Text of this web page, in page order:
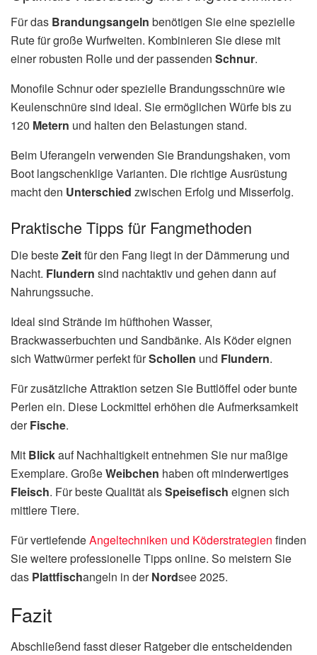
Für das Brandungsangeln benötigen Sie eine spezielle
Rute für große Wurfweiten. Kombinieren Sie diese mit
einer robusten Rolle und der passenden Schnur.
Monofile Schnur oder spezielle Brandungsschnüre wie
Keulenschnüre sind ideal. Sie ermöglichen Würfe bis zu
120 Metern und halten den Belastungen stand.
Beim Uferangeln verwenden Sie Brandungshaken, vom
Boot langschenklige Varianten. Die richtige Ausrüstung
macht den Unterschied zwischen Erfolg und Misserfolg.
Praktische Tipps für Fangmethoden
Die besteZeitfür den Fang liegt in der Dämmerung und
Nacht. Flundern sind nachtaktiv und gehen dann auf
Nahrungssuche.
Ideal sind Strände im hüfthohen Wasser,
Brackwasserbuchten und Sandbänke. Als Köder eignen
sich Wattwürmer perfekt fürSchollen und Flundern.
Für zusätzliche Attraktion setzen Sie Buttlöffel oder bunte
Perlen ein. Diese Lockmittel erhöhen die Aufmerksamkeit
derFische.
Mit Blickauf Nachhaltigkeit entnehmen Sie nur maßige
Exemplare. GroßeWeibchen haben oft minderwertiges
Fleisch. Für beste Qualität alsSpeisefisch eignen sich
mittlere Tiere.
Für vertiefendeAngeltechniken und Köderstrategien finden
Sie weitere professionelle Tipps online. So meistern Sie
das Plattfischangeln in derNordsee 2025.
Fazit
Abschließend fasst dieser Ratgeber die entscheidenden